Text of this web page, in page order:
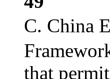
C. China
that